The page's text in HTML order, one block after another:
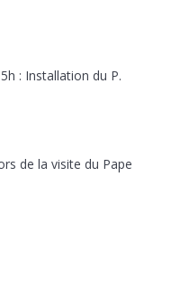
: Installation du P.
de la visite du Pape